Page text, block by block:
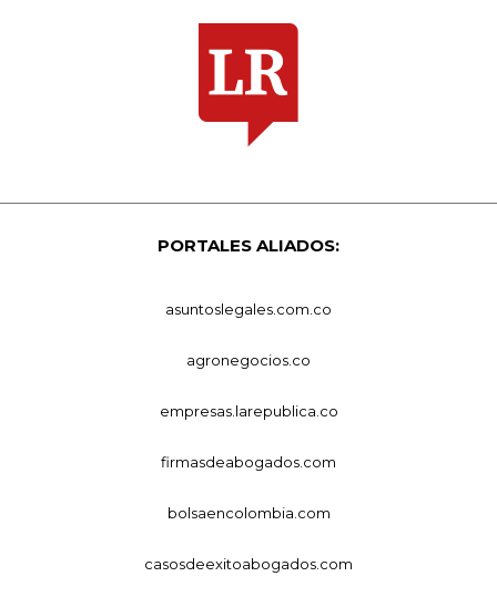
PORTALES ALIADOS:
asuntoslegales.com.co
agronegocios.co
empresas.larepublica.co
firmasdeabogados.com
bolsaencolombia.com
casosdeexitoabogados.com